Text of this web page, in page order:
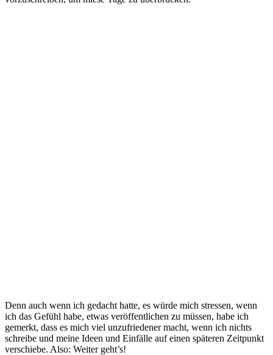
Denn auch wenn ich gedacht hatte, es würde mich stressen, wenn
ich das Gefühl habe, etwas veröffentlichen zu müssen, habe ich
gemerkt, dass es mich viel unzufriedener macht, wenn ich nichts
schreibe und meine Ideen und Einfälle auf einen späteren Zeitpunkt
verschiebe. Also: Weiter geht’s!